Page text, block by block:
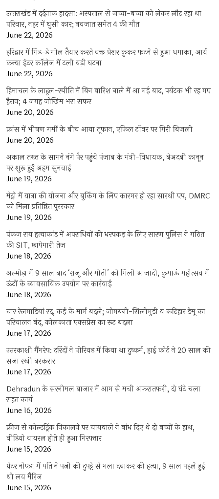
उत्‍तराखंड में दर्दनाक हादसा: अस्पताल से जच्चा-बच्चा को लेकर लौट रहा था
परिवार, नहर में घुसी कार; नवजात समेत 4 की मौत
June 22, 2026
हरिद्वार में मिड-डे मील तैयार करते वक्त प्रेशर कुकर फटने से हुआ धमाका, आर्य
कन्या इंटर कॉलेज में टली बड़ी घटना
June 22, 2026
हिमाचल के लाहुल-स्पीति में बिन बारिश नाले में आ गई बाढ़, पर्यटक भी रह गए
हैरान; 4 जगह जोखिम भरा सफर
June 20, 2026
फ्रांस में भीषण गर्मी के बीच आया तूफान, एफिल टॉवर पर गिरी बिजली
June 20, 2026
अकाल तख्त के सामने नंगे पैर पहुंचे पंजाब के मंत्री-विधायक, बेअदबी कानून
पर शुरू हुई अहम सुनवाई
June 19, 2026
मेट्रो में यात्रा की योजना और बुकिंग के लिए कारगर हो रहा सारथी एप, DMRC
को मिला प्रतिष्ठित पुरस्कार
June 19, 2026
पंकज राय हत्याकांड में अपराधियों की धरपकड़ के लिए सारण पुलिस ने गठित
की SIT, छापेमारी तेज
June 18, 2026
अल्मोड़ा में 9 साल बाद ‘राजू और मोती’ को मिली आजादी, कुमाऊं महोत्सव में
ऊंटों के व्यावसायिक उपयोग पर कार्रवाई
June 18, 2026
चार रेलगाड़ियां रद, कई के मार्ग बदले; जोगबनी-सिलीगुड़ी व कटिहार डेमू का
परिचालन बंद, कोलकाता एक्सप्रेस का रूट बदला
June 17, 2026
उत्तरकाशी गैंगरेप: दरिंदों ने पीरियड में किया था दुष्कर्म, हाई कोर्ट ने 20 साल की
सजा रखी बरकरार
June 17, 2026
Dehradun के सरनीमल बाजार में आग से मची अफरातफरी, दो घंटे चला
राहत कार्य
June 16, 2026
फ्रीज से कोल्डड्रिंक निकालने पर चायवाले ने बांध दिए थे दो बच्चों के हाथ,
वीडियो वायरल होते ही हुआ गिरफ्तार
June 15, 2026
ग्रेटर नोएडा में पति ने पत्नी की दुपट्टे से गला दबाकर की हत्या, 9 साल पहले हुई
थी लव मैरिज
June 15, 2026